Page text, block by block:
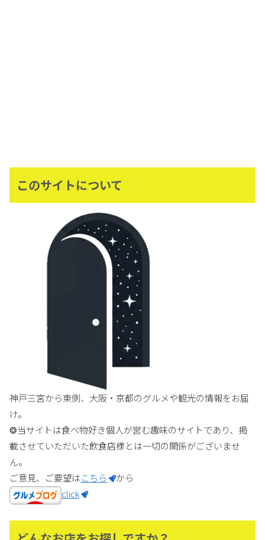
このサイトについて
神戸三宮から東側、大阪・京都のグルメや観光の情報をお届
け。
❂当サイトは食べ物好き個人が営む趣味のサイトであり、掲
載させていただいた飲食店様とは一切の関係がございませ
ん。
ご意見、ご要望はこちら
から
click